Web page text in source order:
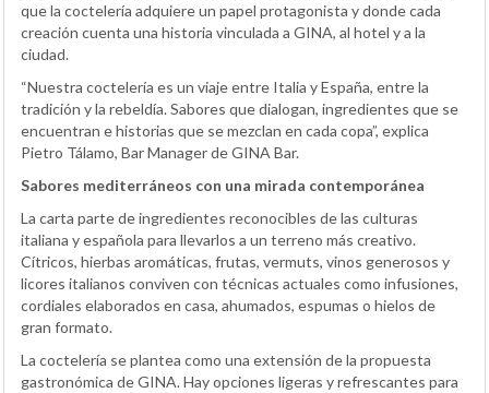
que la coctelería adquiere un papel protagonista y donde cada
creación cuenta una historia vinculada a GINA, al hotel y a la
ciudad.
“Nuestra coctelería es un viaje entre Italia y España, entre la
tradición y la rebeldía. Sabores que dialogan, ingredientes que se
encuentran e historias que se mezclan en cada copa”, explica
Pietro Tálamo, Bar Manager de GINA Bar.
Sabores mediterráneos con una mirada contemporánea
La carta parte de ingredientes reconocibles de las culturas
italiana y española para llevarlos a un terreno más creativo.
Cítricos, hierbas aromáticas, frutas, vermuts, vinos generosos y
licores italianos conviven con técnicas actuales como infusiones,
cordiales elaborados en casa, ahumados, espumas o hielos de
gran formato.
La coctelería se plantea como una extensión de la propuesta
gastronómica de GINA. Hay opciones ligeras y refrescantes para